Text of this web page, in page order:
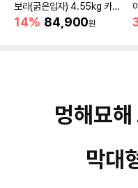
보라(굵은입자) 4.55kg 카사
바모래
14% 84,900원
멍해묘
막대